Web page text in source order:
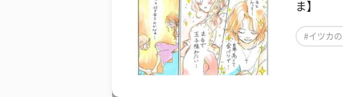
ま】
#イツカ